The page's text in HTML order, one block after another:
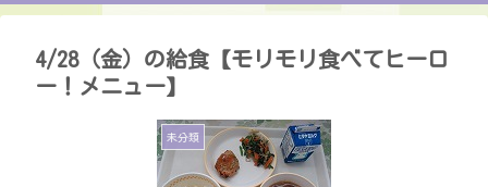
4/28（金）の給食【モリモリ食べてヒーロ
ー！メニュー】
未分類